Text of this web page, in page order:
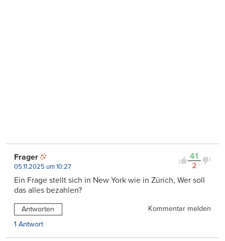
41
2
Frager
05.11.2025 um 10:27
Ein Frage stellt sich in New York wie in Zürich, Wer soll
das alles bezahlen?
Antworten
Kommentar melden
1 Antwort